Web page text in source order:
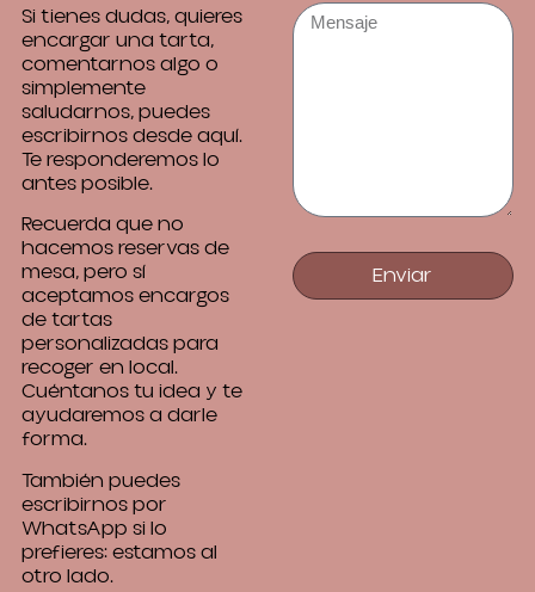
Si tienes dudas, quieres
encargar una tarta,
comentarnos algo o
simplemente
saludarnos, puedes
escribirnos desde aquí.
Te responderemos lo
antes posible.
Recuerda que no
hacemos reservas de
mesa, pero sí
aceptamos encargos
de tartas
personalizadas para
recoger en local.
Cuéntanos tu idea y te
ayudaremos a darle
forma.
También puedes
escribirnos por
WhatsApp si lo
prefieres: estamos al
otro lado.
Enviar